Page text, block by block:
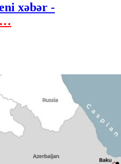
xəbər -